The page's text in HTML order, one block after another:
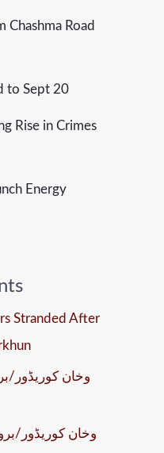
Chashma Road
to Sept 20
Rise in Crimes
Energy
Stranded After
وخان کوریڈور/
وخان کوریڈور/